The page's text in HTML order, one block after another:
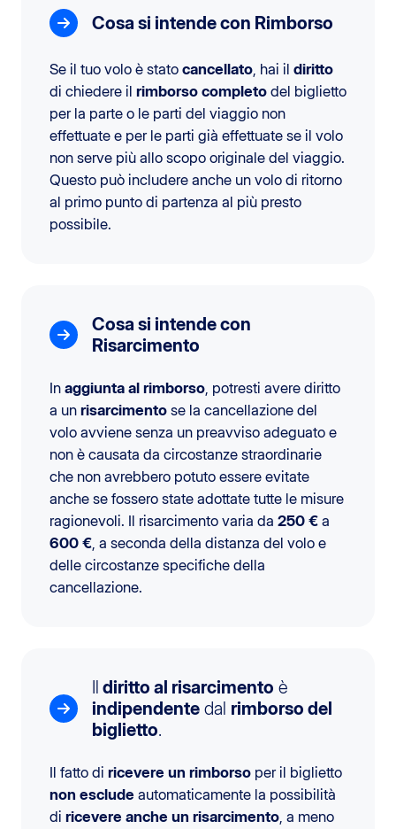
Cosa si intende con Rimborso
Se il tuo volo è stato cancellato, hai il diritto
di chiedere il rimborso completo del biglietto
per la parte o le parti del viaggio non
effettuate e per le parti già effettuate se il volo
non serve più allo scopo originale del viaggio.
Questo può includere anche un volo di ritorno
al primo punto di partenza al più presto
possibile.
Cosa si intende con
Risarcimento
In aggiunta al rimborso, potresti avere diritto
a un risarcimento se la cancellazione del
volo avviene senza un preavviso adeguato e
non è causata da circostanze straordinarie
che non avrebbero potuto essere evitate
anche se fossero state adottate tutte le misure
ragionevoli. Il risarcimento varia da 250 € a
600 €, a seconda della distanza del volo e
delle circostanze specifiche della
cancellazione.
diritto al risarcimento è
indipendente dal rimborso del
biglietto.
Il fatto di ricevere un rimborso per il biglietto
non esclude automaticamente la possibilità
di ricevere anche un risarcimento, a meno